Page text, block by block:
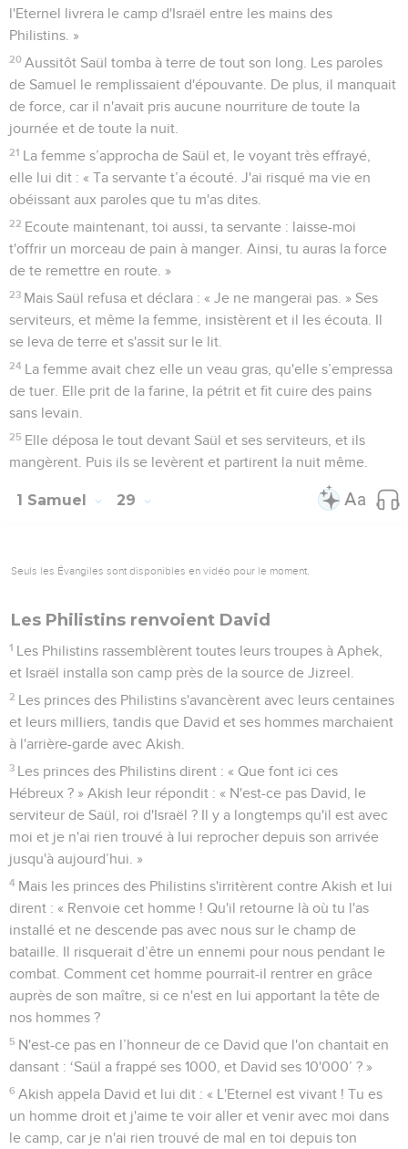
l'Eternel livrera le camp d'Israël entre les mains des
Philistins. »
20 Aussitôt Saül tomba à terre de tout son long. Les paroles
de Samuel le remplissaient d'épouvante. De plus, il manquait
de force, car il n'avait pris aucune nourriture de toute la
journée et de toute la nuit.
21 La femme s’approcha de Saül et, le voyant très effrayé,
elle lui dit : « Ta servante t’a écouté. J'ai risqué ma vie en
obéissant aux paroles que tu m'as dites.
22 Ecoute maintenant, toi aussi, ta servante : laisse-moi
t'offrir un morceau de pain à manger. Ainsi, tu auras la force
de te remettre en route. »
23 Mais Saül refusa et déclara : « Je ne mangerai pas. » Ses
serviteurs, et même la femme, insistèrent et il les écouta. Il
se leva de terre et s'assit sur le lit.
24 La femme avait chez elle un veau gras, qu'elle s’empressa
de tuer. Elle prit de la farine, la pétrit et fit cuire des pains
sans levain.
25 Elle déposa le tout devant Saül et ses serviteurs, et ils
mangèrent. Puis ils se levèrent et partirent la nuit même.
1 Samuel 29
Seuls les Évangiles sont disponibles en vidéo pour le moment.
Les Philistins renvoient David
1 Les Philistins rassemblèrent toutes leurs troupes à Aphek,
et Israël installa son camp près de la source de Jizreel.
2 Les princes des Philistins s'avancèrent avec leurs centaines
et leurs milliers, tandis que David et ses hommes marchaient
à l'arrière-garde avec Akish.
3 Les princes des Philistins dirent : « Que font ici ces
Hébreux ? » Akish leur répondit : « N'est-ce pas David, le
serviteur de Saül, roi d'Israël ? Il y a longtemps qu'il est avec
moi et je n'ai rien trouvé à lui reprocher depuis son arrivée
jusqu'à aujourd’hui. »
4 Mais les princes des Philistins s'irritèrent contre Akish et lui
dirent : « Renvoie cet homme ! Qu'il retourne là où tu l'as
installé et ne descende pas avec nous sur le champ de
bataille. Il risquerait d’être un ennemi pour nous pendant le
combat. Comment cet homme pourrait-il rentrer en grâce
auprès de son maître, si ce n'est en lui apportant la tête de
nos hommes ?
5 N'est-ce pas en l’honneur de ce David que l'on chantait en
dansant : ‘Saül a frappé ses 1000, et David ses 10'000’ ? »
6 Akish appela David et lui dit : « L'Eternel est vivant ! Tu es
un homme droit et j'aime te voir aller et venir avec moi dans
le camp, car je n'ai rien trouvé de mal en toi depuis ton